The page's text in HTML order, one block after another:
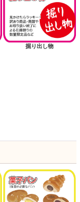
掘り出し物